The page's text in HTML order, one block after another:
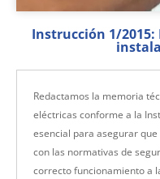
Instrucción 1/
Redactamos la memoria
eléctricas conforme a la
esencial para asegurar
con las normativas de
correcto funcionamiento a